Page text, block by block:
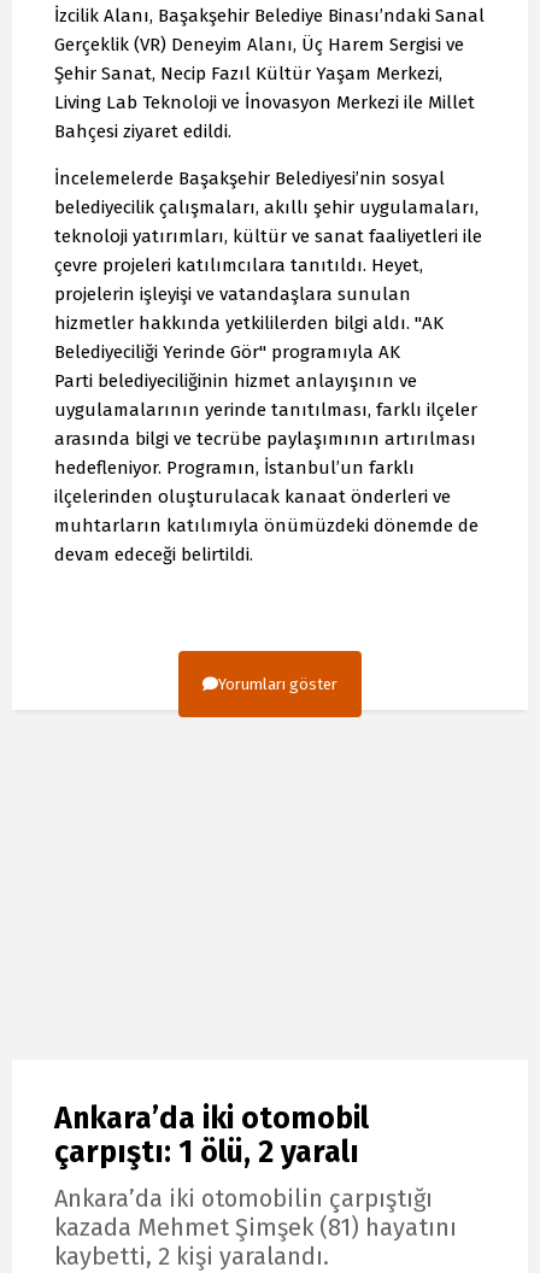
İzcilik Alanı, Başakşehir Belediye Binası’ndaki Sanal
Gerçeklik (VR) Deneyim Alanı, Üç Harem Sergisi ve
Şehir Sanat, Necip Fazıl Kültür Yaşam Merkezi,
Living Lab Teknoloji ve İnovasyon Merkezi ile Millet
Bahçesi ziyaret edildi.
İncelemelerde Başakşehir Belediyesi’nin sosyal
belediyecilik çalışmaları, akıllı şehir uygulamaları,
teknoloji yatırımları, kültür ve sanat faaliyetleri ile
çevre projeleri katılımcılara tanıtıldı. Heyet,
projelerin işleyişi ve vatandaşlara sunulan
hizmetler hakkında yetkililerden bilgi aldı. "AK
Belediyeciliği Yerinde Gör" programıyla AK
Parti belediyeciliğinin hizmet anlayışının ve
uygulamalarının yerinde tanıtılması, farklı ilçeler
arasında bilgi ve tecrübe paylaşımının artırılması
hedefleniyor. Programın, İstanbul’un farklı
ilçelerinden oluşturulacak kanaat önderleri ve
muhtarların katılımıyla önümüzdeki dönemde de
devam edeceği belirtildi.
Yorumları göster
Ankara’da iki otomobil
çarpıştı: 1 ölü, 2 yaralı
Ankara’da iki otomobilin çarpıştığı
kazada Mehmet Şimşek (81) hayatını
kaybetti, 2 kişi yaralandı.